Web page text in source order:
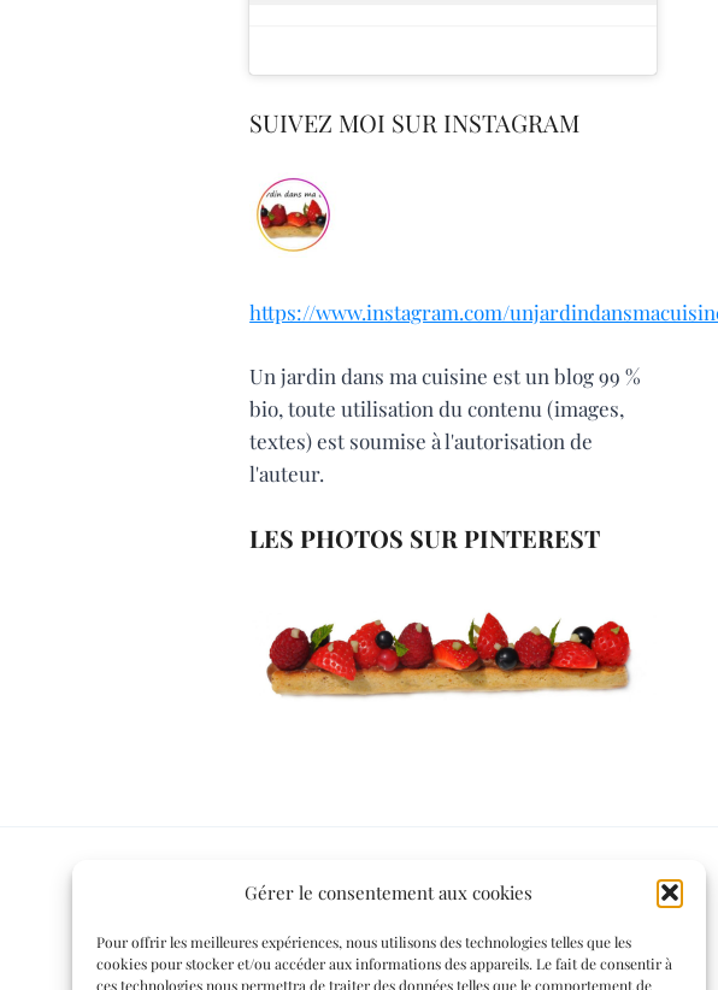
Gérer le consentement aux cookies
Pour offrir les meilleures expériences, nous utilisons des technologies telles que les
cookies pour stocker et/ou accéder aux informations des appareils. Le fait de consentir à
ces technologies nous permettra de traiter des données telles que le comportement de
SUIVEZ MOI SUR INSTAGRAM
https://www.instagram.com/
Un jardin dans ma cuisine est un blog 99 %
bio, toute utilisation du contenu (images,
textes) est soumise à l'autorisation de
l'auteur.
LES PHOTOS SUR PINTEREST
Informations légales
Mentions légales